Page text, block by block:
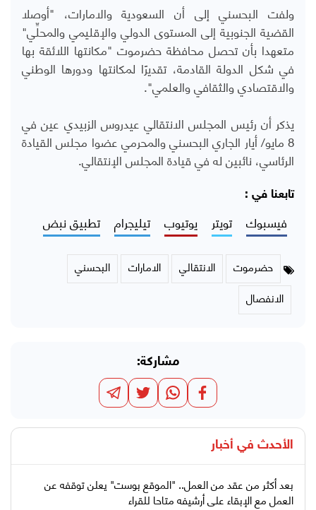
ولفت البحسني إلى أن السعودية والامارات، "أوصلا
القضية الجنوبية إلى المستوى الدولي والإقليمي والمحلِّي"
متعهدا بأن تحصل محافظة حضرموت "مكانتها اللائقة بها
في شكل الدولة القادمة، تقديرًا لمكانتها ودورها الوطني
والاقتصادي والثقافي والعلمي".
يذكر أن رئيس المجلس الانتقالي عيدروس الزبيدي عين في
8 مايو/ أيار الجاري البحسني والمحرمي عضوا مجلس القيادة
الرئاسي، نائبين له في قيادة المجلس الإنتقالي.
تابعنا في :
فيسبوك تويتر يوتيوب تيليجرام تطبيق نبض
حضرموت الانتقالي الامارات
البحسني
الانفصال
مشاركة:
الأحدث في أخبار
بعد أكثر من عقد من العمل.. "الموقع بوست" يعلن توقفه عن
العمل مع الإبقاء على أرشيفه متاحا للقراء